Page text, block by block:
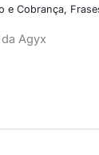
e Cobrança,
Agyx